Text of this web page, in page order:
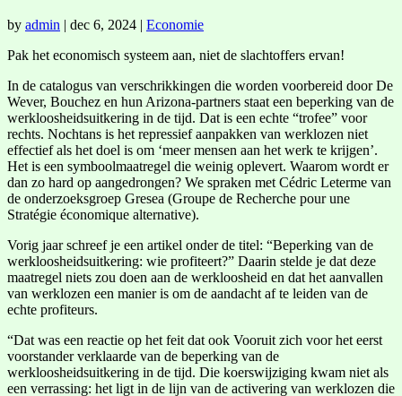
by admin | dec 6, 2024 | Economie
Pak het economisch systeem aan, niet de slachtoffers ervan!
In de catalogus van verschrikkingen die worden voorbereid door De
Wever, Bouchez en hun Arizona-partners staat een beperking van de
werkloosheidsuitkering in de tijd. Dat is een echte “trofee” voor
rechts. Nochtans is het repressief aanpakken van werklozen niet
effectief als het doel is om ‘meer mensen aan het werk te krijgen’.
Het is een symboolmaatregel die weinig oplevert. Waarom wordt er
dan zo hard op aangedrongen? We spraken met Cédric Leterme van
de onderzoeksgroep Gresea (Groupe de Recherche pour une
Stratégie économique alternative).
Vorig jaar schreef je een artikel onder de titel: “Beperking van de
werkloosheidsuitkering: wie profiteert?” Daarin stelde je dat deze
maatregel niets zou doen aan de werkloosheid en dat het aanvallen
van werklozen een manier is om de aandacht af te leiden van de
echte profiteurs.
“Dat was een reactie op het feit dat ook Vooruit zich voor het eerst
voorstander verklaarde van de beperking van de
werkloosheidsuitkering in de tijd. Die koerswijziging kwam niet als
een verrassing: het ligt in de lijn van de activering van werklozen die